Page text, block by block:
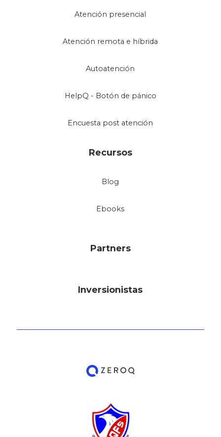
Atención presencial
Atención remota e híbrida
Autoatención
HelpQ - Botón de pánico
Encuesta post atención
Recursos
Blog
Ebooks
Partners
Inversionistas